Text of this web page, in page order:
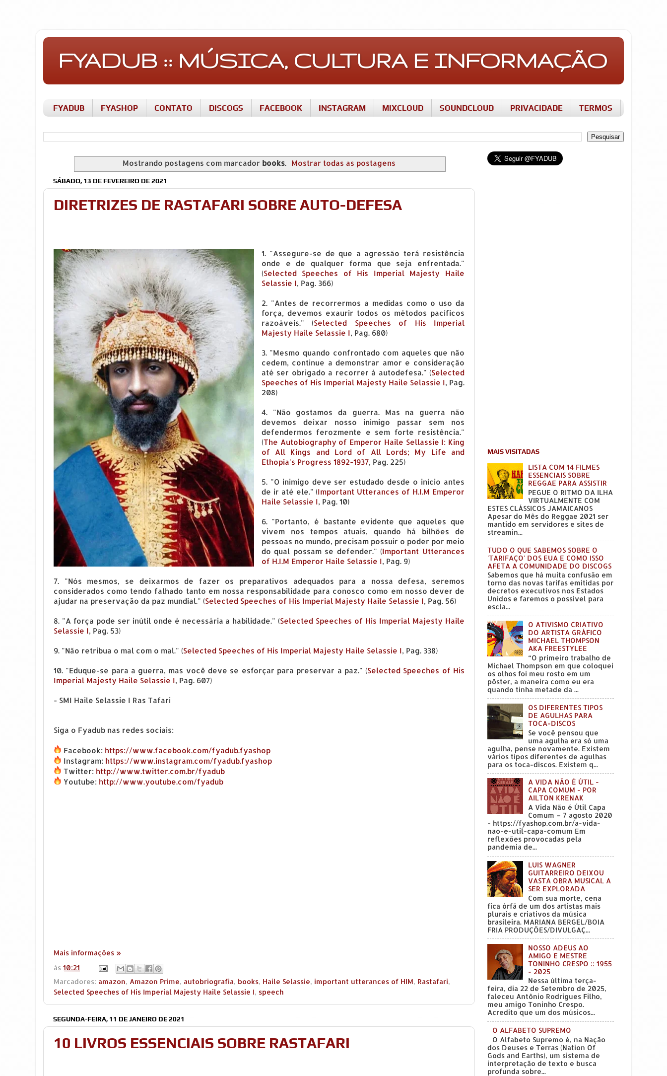
FYADUB :: MÚSICA, CULTURA E INFORMAÇÃO
FYADUB FYASHOP CONTATO DISCOGS FACEBOOK INSTAGRAM MIXCLOUD SOUNDCLOUD PRIVACIDADE TERMOS
Mostrando postagens com marcador books. Mostrar todas as postagens
SÁBADO, 13 DE FEVEREIRO DE 2021
DIRETRIZES DE RASTAFARI SOBRE AUTO-DEFESA
1. "Assegure-se de que a agressão terá resistência
onde e de qualquer forma que seja enfrentada."
(Selected Speeches of His Imperial Majesty Haile
Selassie I, Pag. 366)
2. "Antes de recorrermos a medidas como o uso da
força, devemos exaurir todos os métodos pacíficos
razoáveis." (Selected Speeches of His Imperial
Majesty Haile Selassie I, Pag. 680)
3. "Mesmo quando confrontado com aqueles que não
cedem, continue a demonstrar amor e consideração
até ser obrigado a recorrer à autodefesa." (Selected
Speeches of His Imperial Majesty Haile Selassie I, Pag.
208)
4. "Não gostamos da guerra. Mas na guerra não
devemos deixar nosso inimigo passar sem nos
defendermos ferozmente e sem forte resistência."
(The Autobiography of Emperor Haile Sellassie I: King
of All Kings and Lord of All Lords; My Life and
Ethopia's Progress 1892-1937, Pag. 225)
5. "O inimigo deve ser estudado desde o início antes
de ir até ele." (Important Utterances of H.I.M Emperor
Haile Selassie I, Pag. 10)
6. "Portanto, é bastante evidente que aqueles que
vivem nos tempos atuais, quando há bilhões de
pessoas no mundo, precisam possuir o poder por meio
do qual possam se defender." (Important Utterances
of H.I.M Emperor Haile Selassie I, Pag. 9)
7. "Nós mesmos, se deixarmos de fazer os preparativos adequados para a nossa defesa, seremos
considerados como tendo falhado tanto em nossa responsabilidade para conosco como em nosso dever de
ajudar na preservação da paz mundial." (Selected Speeches of His Imperial Majesty Haile Selassie I, Pag. 56)
8. "A força pode ser inútil onde é necessária a habilidade." (Selected Speeches of His Imperial Majesty Haile
Selassie I, Pag. 53)
9. "Não retribua o mal com o mal." (Selected Speeches of His Imperial Majesty Haile Selassie I, Pag. 338)
10. "Eduque-se para a guerra, mas você deve se esforçar para preservar a paz." (Selected Speeches of His
Imperial Majesty Haile Selassie I, Pag. 607)
- SMI Haile Selassie I Ras Tafari
Siga o Fyadub nas redes sociais:
Facebook: https://www.facebook.com/fyadub.fyashop
Instagram: https://www.instagram.com/fyadub.fyashop
Twitter: http://www.twitter.com.br/fyadub
Youtube: http://www.youtube.com/fyadub
Mais informações »
às 10:21
Marcadores: amazon, Amazon Prime, autobriografia, books, Haile Selassie, important utterances of HIM, Rastafari,
Selected Speeches of His Imperial Majesty Haile Selassie I, speech
SEGUNDA-FEIRA, 11 DE JANEIRO DE 2021
10 LIVROS ESSENCIAIS SOBRE RASTAFARI
MAIS VISITADAS
LISTA COM 14 FILMES
ESSENCIAIS SOBRE
REGGAE PARA ASSISTIR
PEGUE O RITMO DA ILHA
VIRTUALMENTE COM
ESTES CLÁSSICOS JAMAICANOS
Apesar do Mês do Reggae 2021 ser
mantido em servidores e sites de
streamin...
TUDO O QUE SABEMOS SOBRE O
'TARIFAÇO' DOS EUA E COMO ISSO
AFETA A COMUNIDADE DO DISCOGS
Sabemos que há muita confusão em
torno das novas tarifas emitidas por
decretos executivos nos Estados
Unidos e faremos o possível para
escla...
O ATIVISMO CRIATIVO
DO ARTISTA GRÁFICO
MICHAEL THOMPSON
AKA FREESTYLEE
“O primeiro trabalho de
Michael Thompson em que coloquei
os olhos foi meu rosto em um
pôster, a maneira como eu era
quando tinha metade da ...
OS DIFERENTES TIPOS
DE AGULHAS PARA
TOCA-DISCOS
Se você pensou que
uma agulha era só uma
agulha, pense novamente. Existem
vários tipos diferentes de agulhas
para os toca-discos. Existem q...
A VIDA NÃO É ÚTIL -
CAPA COMUM - POR
AILTON KRENAK
A Vida Não é Útil Capa
Comum – 7 agosto 2020
- https://fyashop.com.br/a-vida-
nao-e-util-capa-comum Em
reflexões provocadas pela
pandemia de...
LUIS WAGNER
GUITARREIRO DEIXOU
VASTA OBRA MUSICAL A
SER EXPLORADA
Com sua morte, cena
fica órfã de um dos artistas mais
plurais e criativos da música
brasileira. MARIANA BERGEL/BOIA
FRIA PRODUÇÕES/DIVULGAÇ...
NOSSO ADEUS AO
AMIGO E MESTRE
TONINHO CRESPO :: 1955
- 2025
Nessa última terça-
feira, dia 22 de Setembro de 2025,
faleceu Antônio Rodrigues Filho,
meu amigo Toninho Crespo.
Acredito que um dos músicos...
O ALFABETO SUPREMO
O Alfabeto Supremo é, na Nação
dos Deuses e Terras (Nation Of
Gods and Earths), um sistema de
interpretação de texto e busca
profunda sobre...